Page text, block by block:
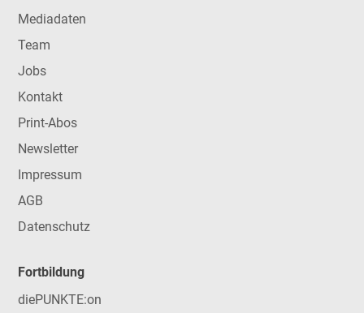
Mediadaten
Team
Jobs
Kontakt
Print-Abos
Newsletter
Impressum
AGB
Datenschutz
Fortbildung
diePUNKTE:on